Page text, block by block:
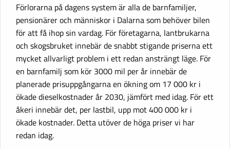
Förlorarna på dagens system är alla de barnfamiljer,
pensionärer och människor i Dalarna som behöver bilen
för att få ihop sin vardag. För företagarna, lantbrukarna
och skogsbruket innebär de snabbt stigande priserna ett
mycket allvarligt problem i ett redan ansträngt läge. För
en barnfamilj som kör 3000 mil per år innebär de
planerade prisuppgångarna en ökning om 17 000 kr i
ökade dieselkostnader år 2030, jämfört med idag. För ett
åkeri innebär det, per lastbil, upp mot 400 000 kr i
ökade kostnader. Detta utöver de höga priser vi har
redan idag.